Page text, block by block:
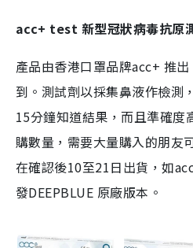
acc+ test 新型冠狀病毒抗原
產品由香港口罩品牌acc+ 推
到。測試劑以採集鼻液作檢測
15分鐘知道結果，而且準確
購數量，需要大量購入的朋友
在確認後10至21日出貨，如
發DEEPBLUE 原廠版本。